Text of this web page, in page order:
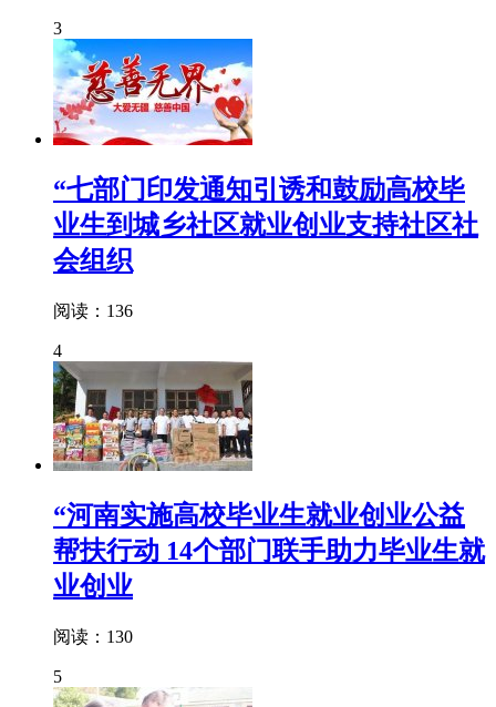
3
“七部门印发通知引诱和鼓励高校毕
业生到城乡社区就业创业支持社区社
会组织
阅读：136
4
“河南实施高校毕业生就业创业公益
帮扶行动 14个部门联手助力毕业生就
业创业
阅读：130
5